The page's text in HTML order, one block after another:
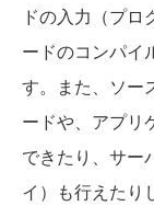
ドの入力（プ
ードのコンパイ
す。また、ソー
ードや、アプリ
できたり、サー
イ）も行えたり